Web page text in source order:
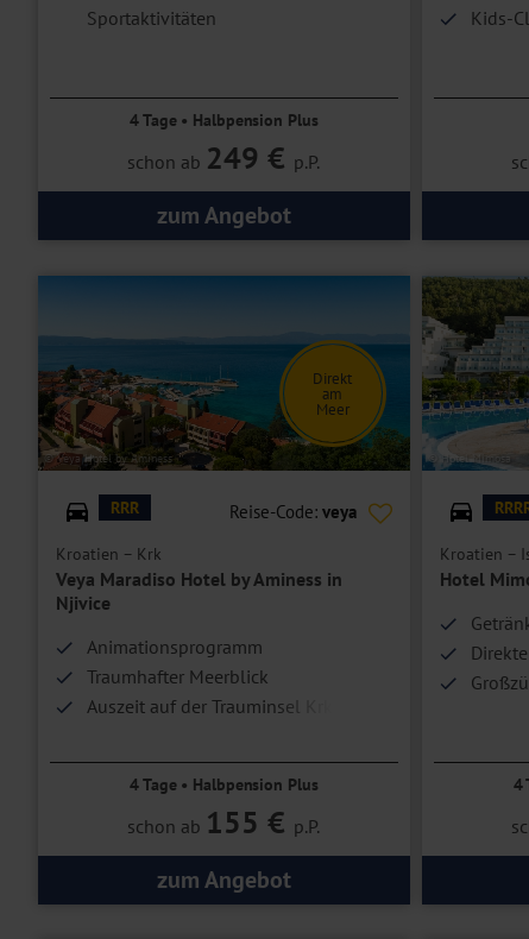
Sportaktivitäten
4 Tage • Halbpension Plus
schon ab 249 € p.P.
zum Angebot
Kids-
© Veya Hotel by Aminess
Direkt
am
Meer
RRR Reise-Code: veya
Kroatien – Krk
Veya Maradiso Hotel by Aminess in
Njivice
Animationsprogramm
Traumhafter Meerblick
Auszeit auf der Trauminsel Krk
4 Tage • Halbpension Plus
schon ab 155 € p.P.
zum Angebot
© Hotel Mimosa
Kroatien –
Hotel
4